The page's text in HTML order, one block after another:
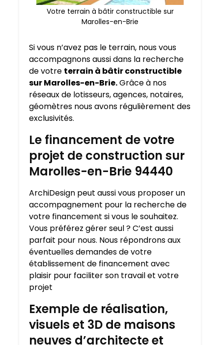
Votre terrain à bâtir constructible sur
Marolles-en-Brie
Si vous n’avez pas le terrain, nous vous
accompagnons aussi dans la recherche
de votre terrain à bâtir constructible
sur Marolles-en-Brie.Grâce à nos
réseaux de lotisseurs, agences, notaires,
géomètres nous avons régulièrement des
exclusivités.
Le financement de votre
projet de construction sur
Marolles-en-Brie 94440
ArchiDesign peut aussi vous proposer un
accompagnement pour la recherche de
votre financement si vous le souhaitez.
Vous préférez gérer seul ? C’est aussi
parfait pour nous. Nous répondrons aux
éventuelles demandes de votre
établissement de financement avec
plaisir pour faciliter son travail et votre
projet
Exemple de réalisation,
visuels et 3D de maisons
neuves d’architecte et